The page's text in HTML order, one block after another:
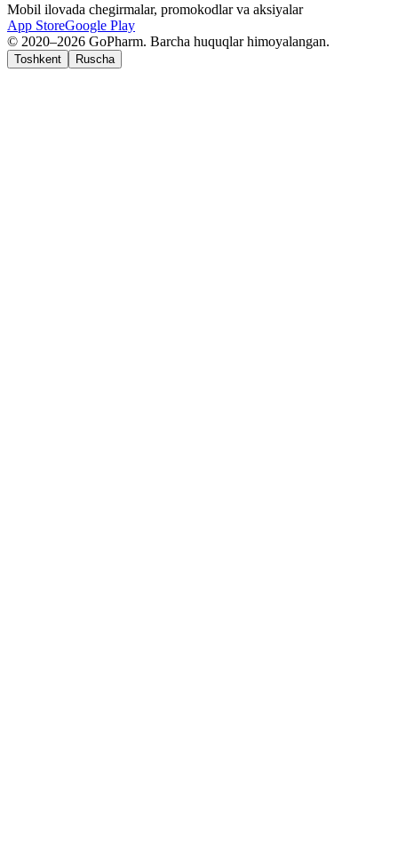
Mobil ilovada chegirmalar, promokodlar va aksiyalar
App StoreGoogle Play
© 2020–2026 GoPharm. Barcha huquqlar himoyalangan.
Toshkent Ruscha